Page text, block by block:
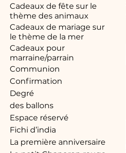
Cadeaux de fête sur le
thème des animaux
Cadeaux de mariage sur
le thème de la mer
Cadeaux pour
marraine/parrain
Communion
Confirmation
Degré
des ballons
Espace réservé
Fichi d’india
La première anniversaire